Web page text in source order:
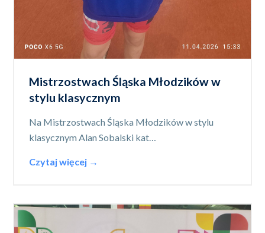
Mistrzostwach Śląska Młodzików w
stylu klasycznym
Na Mistrzostwach Śląska Młodzików w stylu
klasycznym Alan Sobalski kat…
Czytaj więcej →